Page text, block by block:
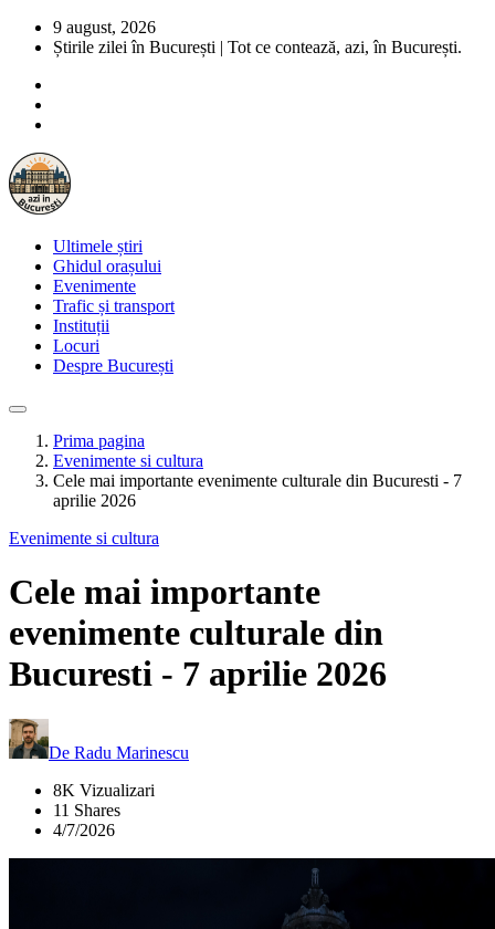
9 august, 2026
Știrile zilei în București | Tot ce contează, azi, în București.
Ultimele știri
Ghidul orașului
Evenimente
Trafic și transport
Instituții
Locuri
Despre București
Prima pagina
Evenimente si cultura
Cele mai importante evenimente culturale din Bucuresti - 7
aprilie 2026
Evenimente si cultura
Cele mai importante
evenimente culturale din
Bucuresti - 7 aprilie 2026
De Radu Marinescu
8K Vizualizari
11 Shares
4/7/2026